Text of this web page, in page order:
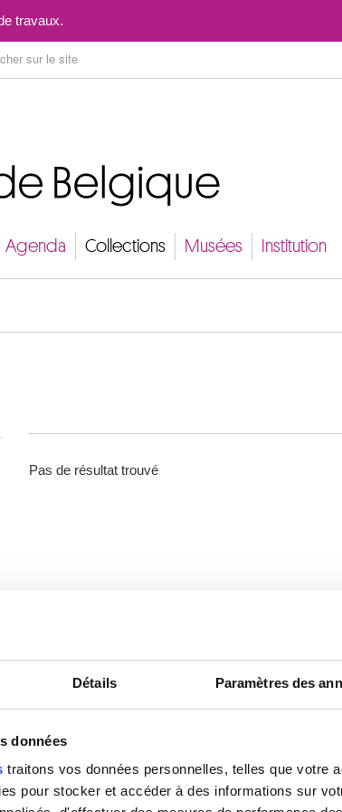
Détails Paramètres des
données
traitons vos données personnelles, telles que votre
pour stocker et accéder à des informations sur
travaux.
Agenda Collections Musées Institution
Pas de résultat trouvé